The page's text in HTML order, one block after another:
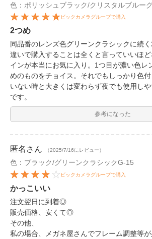
色：ポリッシュブラック/クリスタルブルー
ビックカメラグループで購入
2つめ
同品番のレンズ色グリーンクラシックに続
違いで購入することは全くと言っていいほ
インが本当にお気に入り。1つ目が濃い色レ
めのものをチョイス。それでもしっかり色
いない時と大きくは変わらず夜でも使用し
です。
参考になった
匿名 さん （2025/7/16にレビュー）
色：ブラック/グリーンクラシックG-15
ビックカメラグループで購入
かっこいい
注文翌日に到着◎
販売価格、安くて◎
その他、
私の場合、メガネ屋さんでフレーム調整等